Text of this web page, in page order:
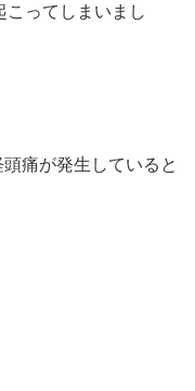
こってしまいまし
痛が発生していると